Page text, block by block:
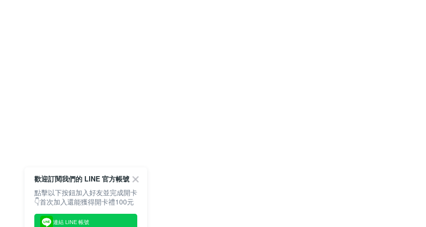
歡迎訂閱我們的 LINE 官方帳號
點擊以下按鈕加入好友並完成開卡
👇首次加入還能獲得開卡禮100元
連結 LINE 帳號